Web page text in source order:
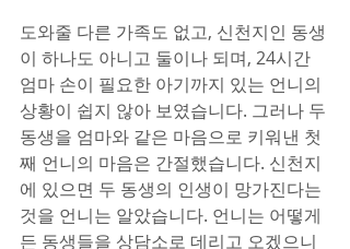
도와줄 다른 가족도 없고, 신천지인 동생
이 하나도 아니고 둘이나 되며, 24시간
엄마 손이 필요한 아기까지 있는 언니의
상황이 쉽지 않아 보였습니다. 그러나 두
동생을 엄마와 같은 마음으로 키워낸 첫
째 언니의 마음은 간절했습니다. 신천지
에 있으면 두 동생의 인생이 망가진다는
것을 언니는 알았습니다. 언니는 어떻게
든 동생들을 상담소로 데리고 오겠으니